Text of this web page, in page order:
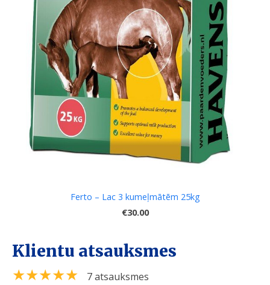
Ferto – Lac 3 kumeļmātēm 25kg
€30.00
Klientu atsauksmes
★★★★★ 7 atsauksmes